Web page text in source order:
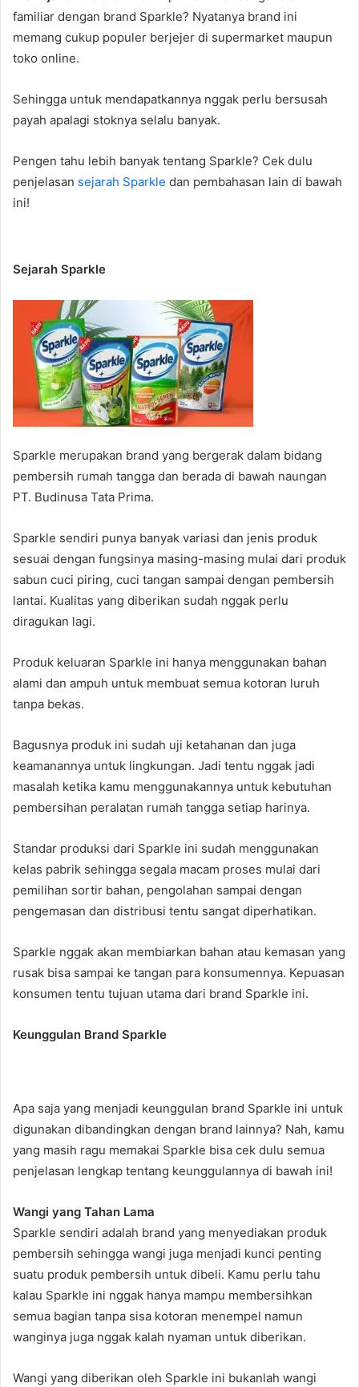
familiar dengan brand Sparkle? Nyatanya brand ini
memang cukup populer berjejer di supermarket maupun
toko online.
Sehingga untuk mendapatkannya nggak perlu bersusah
payah apalagi stoknya selalu banyak.
Pengen tahu lebih banyak tentang Sparkle? Cek dulu
penjelasan sejarah Sparkle dan pembahasan lain di bawah
ini!
Sejarah Sparkle
Sparkle merupakan brand yang bergerak dalam bidang
pembersih rumah tangga dan berada di bawah naungan
PT. Budinusa Tata Prima.
Sparkle sendiri punya banyak variasi dan jenis produk
sesuai dengan fungsinya masing-masing mulai dari produk
sabun cuci piring, cuci tangan sampai dengan pembersih
lantai. Kualitas yang diberikan sudah nggak perlu
diragukan lagi.
Produk keluaran Sparkle ini hanya menggunakan bahan
alami dan ampuh untuk membuat semua kotoran luruh
tanpa bekas.
Bagusnya produk ini sudah uji ketahanan dan juga
keamanannya untuk lingkungan. Jadi tentu nggak jadi
masalah ketika kamu menggunakannya untuk kebutuhan
pembersihan peralatan rumah tangga setiap harinya.
Standar produksi dari Sparkle ini sudah menggunakan
kelas pabrik sehingga segala macam proses mulai dari
pemilihan sortir bahan, pengolahan sampai dengan
pengemasan dan distribusi tentu sangat diperhatikan.
Sparkle nggak akan membiarkan bahan atau kemasan yang
rusak bisa sampai ke tangan para konsumennya. Kepuasan
konsumen tentu tujuan utama dari brand Sparkle ini.
Keunggulan Brand Sparkle
Apa saja yang menjadi keunggulan brand Sparkle ini untuk
digunakan dibandingkan dengan brand lainnya? Nah, kamu
yang masih ragu memakai Sparkle bisa cek dulu semua
penjelasan lengkap tentang keunggulannya di bawah ini!
Wangi yang Tahan Lama
Sparkle sendiri adalah brand yang menyediakan produk
pembersih sehingga wangi juga menjadi kunci penting
suatu produk pembersih untuk dibeli. Kamu perlu tahu
kalau Sparkle ini nggak hanya mampu membersihkan
semua bagian tanpa sisa kotoran menempel namun
wanginya juga nggak kalah nyaman untuk diberikan.
Wangi yang diberikan oleh Sparkle ini bukanlah wangi